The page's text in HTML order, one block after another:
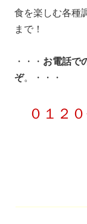
食を楽しむ各種
まで！
・・・ お電話で
ぞ。・・・
０１２０